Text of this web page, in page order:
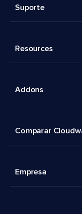
Suporte
Resources
Addons
Comparar
Empresa